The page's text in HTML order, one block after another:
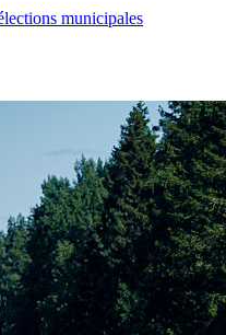
municipales